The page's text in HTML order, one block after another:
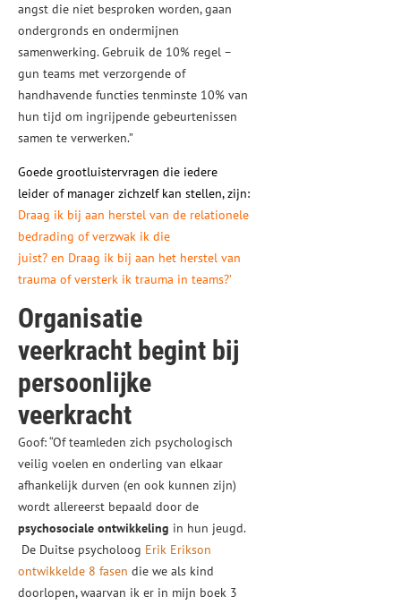
angst die niet besproken worden, gaan
ondergronds en ondermijnen
samenwerking. Gebruik de 10% regel –
gun teams met verzorgende of
handhavende functies tenminste 10% van
hun tijd om ingrijpende gebeurtenissen
samen te verwerken.”
Goede grootluistervragen die iedere
leider of manager zichzelf kan stellen, zijn:
Draag ik bij aan herstel van de relationele
bedrading of verzwak ik die
juist? en Draag ik bij aan het herstel van
trauma of versterk ik trauma in teams?’
Organisatie
veerkracht begint bij
persoonlijke
veerkracht
Goof: “Of teamleden zich psychologisch
veilig voelen en onderling van elkaar
afhankelijk durven (en ook kunnen zijn)
wordt allereerst bepaald door de
psychosociale ontwikkeling in hun jeugd.
De Duitse psycholoog Erik Erikson
ontwikkelde 8 fasen die we als kind
doorlopen, waarvan ik er in mijn boek 3